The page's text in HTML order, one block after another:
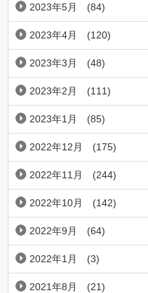
2023年5月 (84)
2023年4月 (120)
2023年3月 (48)
2023年2月 (111)
2023年1月 (85)
2022年12月 (175)
2022年11月 (244)
2022年10月 (142)
2022年9月 (64)
2022年1月 (3)
2021年8月 (21)